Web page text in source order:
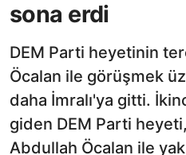
sona erdi
DEM Parti heyetinin
Öcalan ile görüşmek
daha İmralı'ya gitti.
giden DEM Parti
Abdullah Öcalan ile